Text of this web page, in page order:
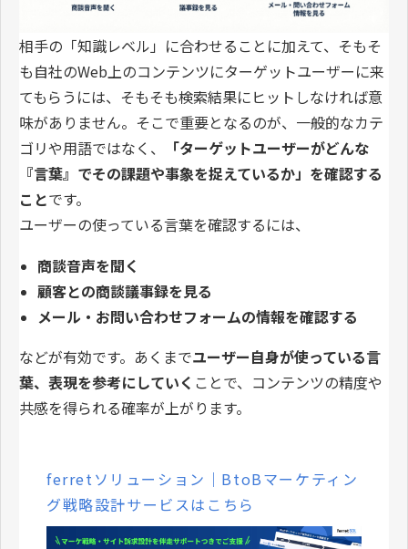
相手の「知識レベル」に合わせることに加えて、そもそ
も自社のWeb上のコンテンツにターゲットユーザーに来
てもらうには、そもそも検索結果にヒットしなければ意
味がありません。そこで重要となるのが、一般的なカテ
ゴリや用語ではなく、
「ターゲットユーザーがどんな
『言葉』でその課題や事象を捉えているか」を確認する
ことです。
ユーザーの使っている言葉を確認するには、
商談音声を聞く
顧客との商談議事録を見る
メール・お問い合わせフォームの情報を確認する
などが有効です。あくまでユーザー自身が使っている言
葉、表現を参考にしていく ことで、コンテンツの精度や
共感を得られる確率が上がります。
ferretソリューション｜BtoBマーケティン
グ戦略設計サービスはこちら